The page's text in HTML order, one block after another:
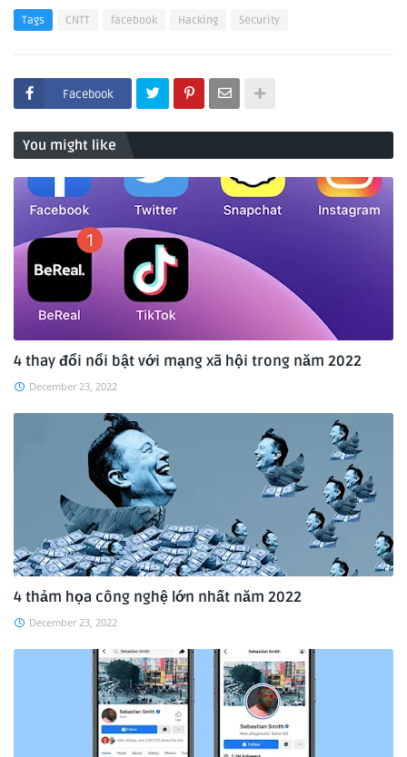
Tags CNTT facebook Hacking Security
Facebook
You might like
4 thay đổi nổi bật với mạng xã hội trong năm 2022
December 23, 2022
4 thảm họa công nghệ lớn nhất năm 2022
December 23, 2022